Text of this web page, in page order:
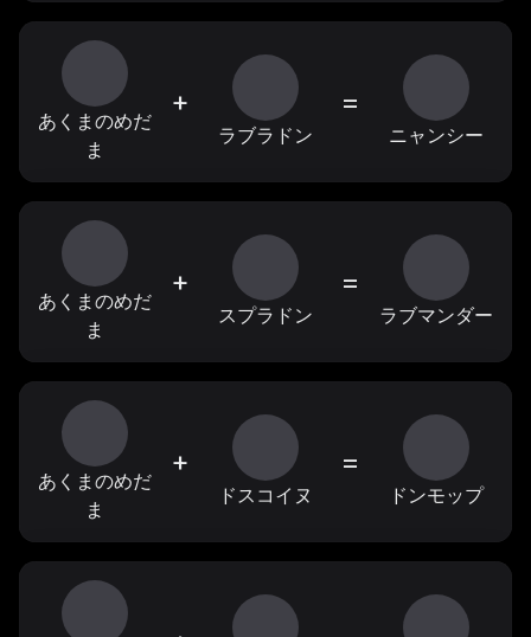
あくまのめだ
ま
+
ラブラドン
=
ニャンシー
あくまのめだ
ま
+
スプラドン
=
ラブマンダー
あくまのめだ
ま
+
ドスコイヌ
=
ドンモップ